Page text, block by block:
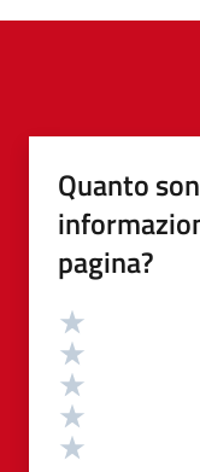
Quanto
pagina?
Valutazione